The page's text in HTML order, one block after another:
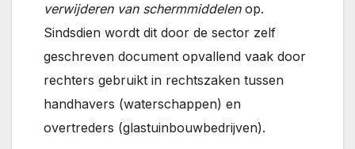
verwijderen van schermmiddelenop.
Sindsdien wordt dit door de sector zelf
geschreven document opvallend vaak door
rechters gebruikt in rechtszaken tussen
handhavers (waterschappen) en
overtreders (glastuinbouwbedrijven).